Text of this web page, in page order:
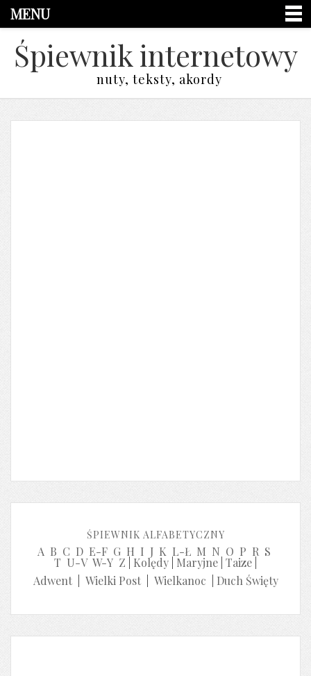
MENU
Śpiewnik internetowy
nuty, teksty, akordy
ŚPIEWNIK ALFABETYCZNY
A B C D E-F G H I J K L-Ł M N O P R S
T U-V W-Y Z Kolędy Maryjne Taize
Adwent| Wielki Post| Wielkanoc Duch Święty